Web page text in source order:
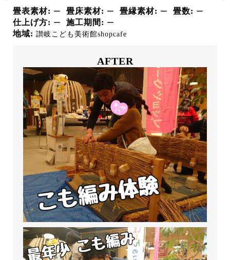
畳表素材 ー 畳床素材 ー 畳縁素材 ー 畳数 ー
仕上げ方 ー 施工期間 ー
地域 讃岐こども美術館shopcafe
AFTER